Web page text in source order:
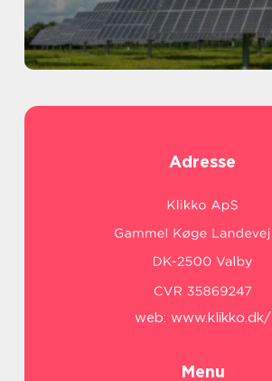
Adresse
web: www.klikko.dk/
Menu